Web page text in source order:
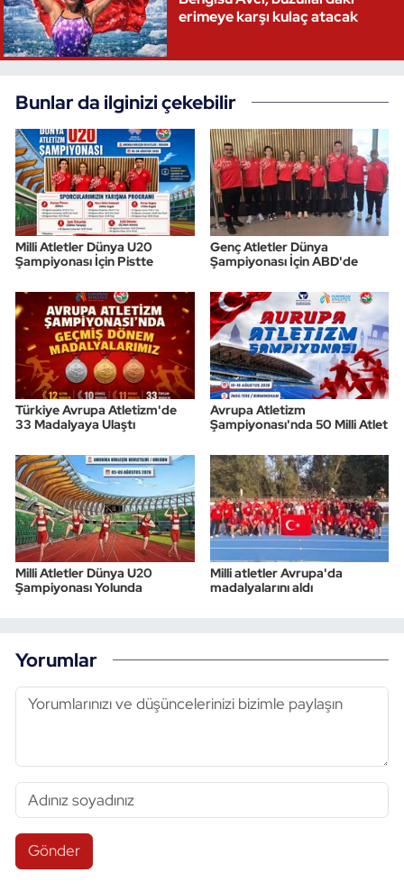
erimeye karşı kulaç atacak
Bunlar da ilginizi çekebilir
Milli Atletler Dünya U20
Şampiyonası İçin Pistte
Genç Atletler Dünya
Şampiyonası İçin ABD'de
Türkiye Avrupa Atletizm'de
33 Madalyaya Ulaştı
Avrupa Atletizm
Şampiyonası'nda 50 Milli Atlet
Milli Atletler Dünya U20
Şampiyonası Yolunda
Milli atletler Avrupa'da
madalyalarını aldı
Yorumlar
Gönder